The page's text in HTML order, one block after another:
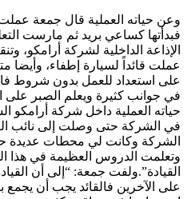
وعن حياته العملية قال جمعة
فبدأتها كساعي بريد ثم مارست
الإذاعة الداخلية لشركة أرامكو،
عملت قائداً لسيارة إطفاء، وأيضا
على استعداد للعمل بدون شروط
في جوانب كثيرة ويعلم الصبر على
حياته العملية داخل شركة أرامكو
في الشركة حتى وصلت إلى نائب
الشركة وكانت لي محطات
وتعلمت الدروس العظيمة في
القيادة”.ولفت جمعة: “إلى أن
على الآخرين فالقائد يجب أن يجمع